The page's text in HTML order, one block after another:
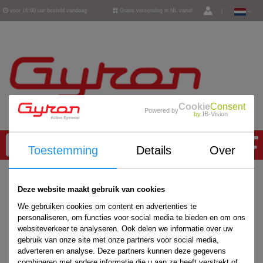
voor 16:00 uur besteld vandaag Gratis verzending in NL vanaf
Powered byCookieConsent
by IB-Vision
Toestemming Details Over
Deze website maakt gebruik van cookies
We gebruiken cookies om content en advertenties te
personaliseren, om functies voor social media te bieden en om ons
websiteverkeer te analyseren. Ook delen we informatie over uw
gebruik van onze site met onze partners voor social media,
adverteren en analyse. Deze partners kunnen deze gegevens